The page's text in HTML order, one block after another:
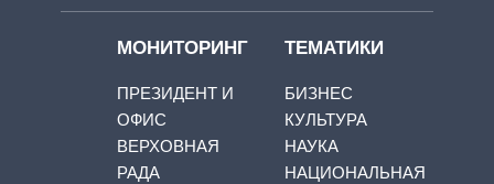
МОНИТОРИНГ
ПРЕЗИДЕНТ И
ОФИС
ВЕРХОВНАЯ
РАДА
ТЕМАТИКИ
БИЗНЕС
КУЛЬТУРА
НАУКА
НАЦИОНАЛЬНАЯ